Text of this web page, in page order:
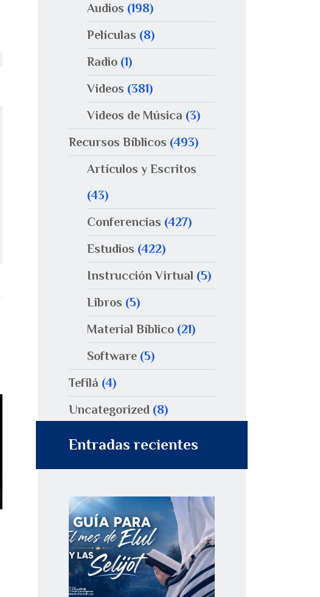
Audios (198)
Películas (8)
Radio (1)
Videos (381)
Videos de Música (3)
Recursos Bíblicos (493)
Artículos y Escritos
(43)
Conferencias (427)
Estudios (422)
Instrucción Virtual (5)
Libros (5)
Material Bíblico (21)
Software (5)
Tefilá (4)
Uncategorized (8)
Entradas recientes